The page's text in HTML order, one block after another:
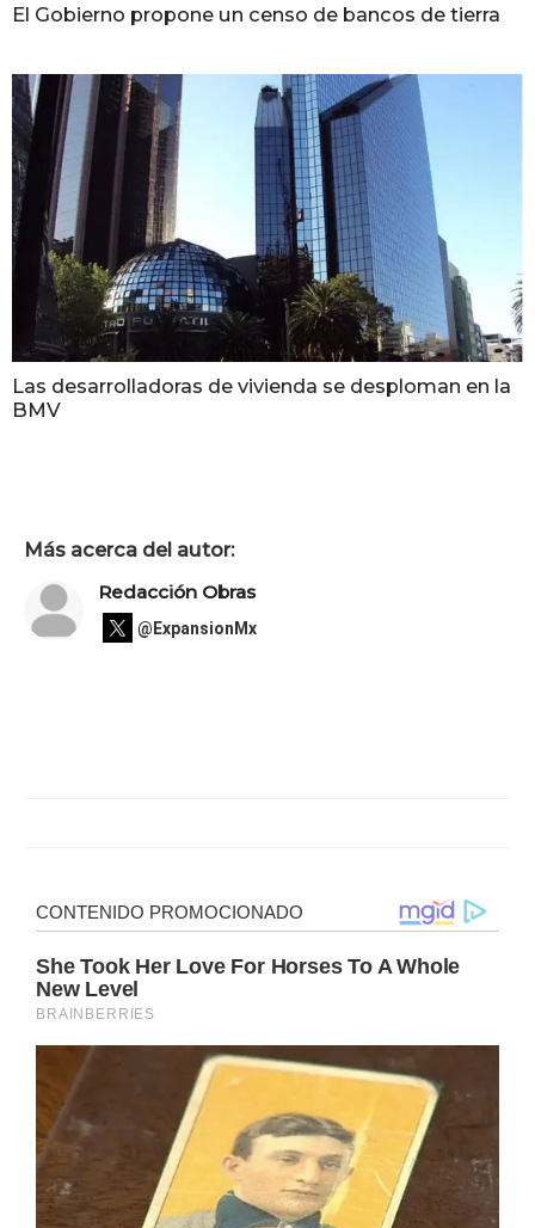
El Gobierno propone un censo de bancos de tierra
Las desarrolladoras de vivienda se desploman en la
BMV
Más acerca del autor:
Redacción Obras
@ExpansionMx